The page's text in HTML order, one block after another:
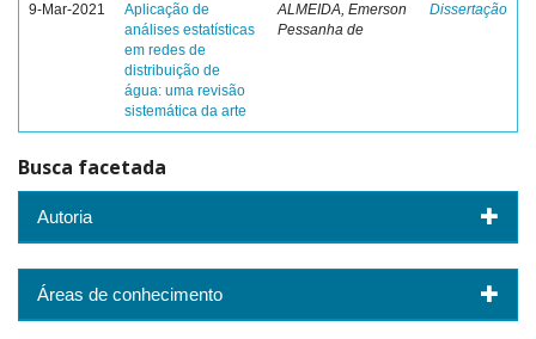
9-Mar-2021
Aplicação de
análises estatísticas
em redes de
distribuição de
água: uma revisão
sistemática da arte
ALMEIDA, Emerson
Pessanha de
Dissertação
Busca facetada
Autoria
Áreas de conhecimento